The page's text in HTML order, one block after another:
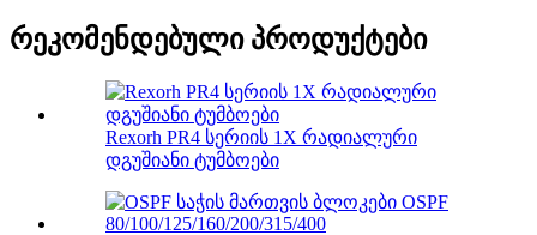
რეკომენდებული პროდუქტები
Rexorh PR4 სერიის 1X რადიალური
დგუშიანი ტუმბოები